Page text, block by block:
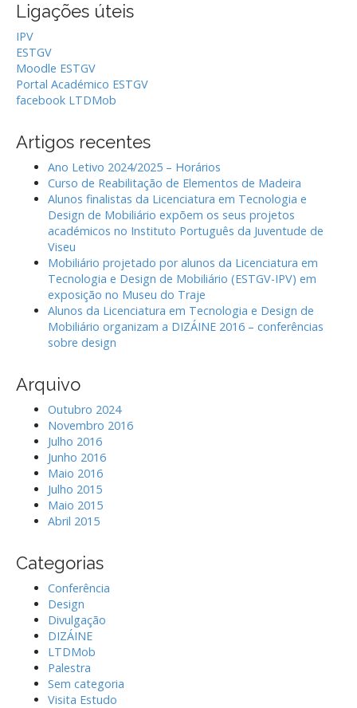
i
o
n
Ligações úteis
IPV
ESTGV
Moodle ESTGV
Portal Académico ESTGV
facebook LTDMob
Artigos recentes
Ano Letivo 2024/2025 – Horários
Curso de Reabilitação de Elementos de Madeira
Alunos finalistas da Licenciatura em Tecnologia e
Design de Mobiliário expõem os seus projetos
académicos no Instituto Português da Juventude de
Viseu
Mobiliário projetado por alunos da Licenciatura em
Tecnologia e Design de Mobiliário (ESTGV-IPV) em
exposição no Museu do Traje
Alunos da Licenciatura em Tecnologia e Design de
Mobiliário organizam a DIZÁINE 2016 – conferências
sobre design
Arquivo
Outubro 2024
Novembro 2016
Julho 2016
Junho 2016
Maio 2016
Julho 2015
Maio 2015
Abril 2015
Categorias
Conferência
Design
Divulgação
DIZÁINE
LTDMob
Palestra
Sem categoria
Visita Estudo